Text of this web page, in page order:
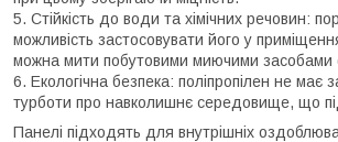
Стійкість до води та хімічних речовин:
можливість застосовувати його у
можна мити побутовими миючими засобами
Екологічна безпека: поліпропілен не
турботи про навколишнє середовище, що
Панелі підходять для внутрішніх